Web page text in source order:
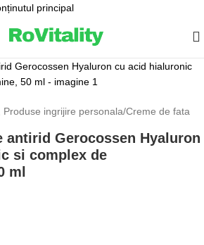
principal
Produse ingrijire personala/Creme de fata
antirid Gerocossen Hyaluron
si complex de
ml